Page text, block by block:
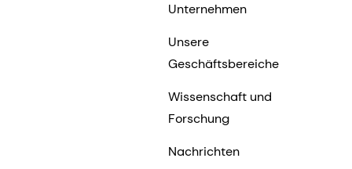
Unternehmen
Unsere
Geschäftsbereiche
Wissenschaft und
Forschung
Nachrichten